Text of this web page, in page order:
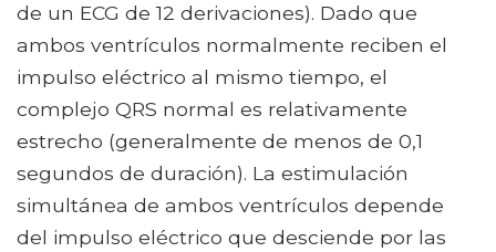
de un ECG de 12 derivaciones). Dado que
ambos ventrículos normalmente reciben el
impulso eléctrico al mismo tiempo, el
complejo QRS normal es relativamente
estrecho (generalmente de menos de 0,1
segundos de duración). La estimulación
simultánea de ambos ventrículos depende
del impulso eléctrico que desciende por las